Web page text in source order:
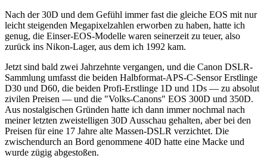
Nach der 30D und dem Gefühl immer fast die gleiche EOS mit nur
leicht steigenden Megapixelzahlen erworben zu haben, hatte ich
genug, die Einser-EOS-Modelle waren seinerzeit zu teuer, also
zurück ins Nikon-Lager, aus dem ich 1992 kam.
Jetzt sind bald zwei Jahrzehnte vergangen, und die Canon DSLR-
Sammlung umfasst die beiden Halbformat-APS-C-Sensor Erstlinge
D30 und D60, die beiden Profi-Erstlinge 1D und 1Ds — zu absolut
zivilen Preisen — und die "Volks-Canons" EOS 300D und 350D.
Aus nostalgischen Gründen hatte ich dann immer nochmal nach
meiner letzten zweistelligen 30D Ausschau gehalten, aber bei den
Preisen für eine 17 Jahre alte Massen-DSLR verzichtet. Die
zwischendurch an Bord genommene 40D hatte eine Macke und
wurde zügig abgestoßen.